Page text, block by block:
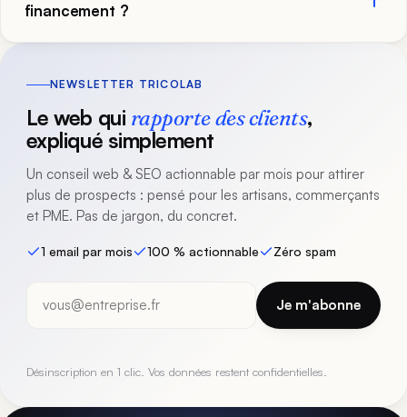
financement ?
NEWSLETTER TRICOLAB
Le web qui rapporte des clients,
expliqué simplement
Un conseil web & SEO actionnable par mois pour attirer
plus de prospects : pensé pour les artisans, commerçants
et PME. Pas de jargon, du concret.
1 email par mois 100 % actionnable Zéro spam
email
Je m'abonne
Désinscription en 1 clic. Vos données restent confidentielles.